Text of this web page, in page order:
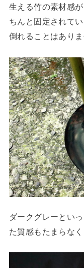
生える竹の素材感
ちんと固定されて
倒れることはありま
ダークグレーとい
た質感もたまらなく